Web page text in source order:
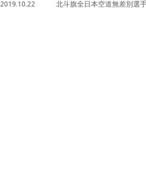
ゴ
2019.10.22 北斗旗全日本空道無差別選手